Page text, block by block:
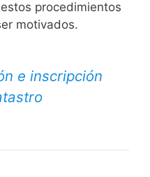
procedimientos
motivados.
e inscripción